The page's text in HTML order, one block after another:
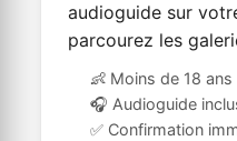
audioguide sur
parcourez les
👶 Moins de 18
🎧 Audioguide
✅ Confirmation